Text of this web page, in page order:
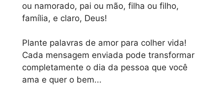
ou namorado, pai ou mão, filha ou filho,
família, e claro, Deus!
Plante palavras de amor para colher vida!
Cada mensagem enviada pode transformar
completamente o dia da pessoa que você
ama e quer o bem...